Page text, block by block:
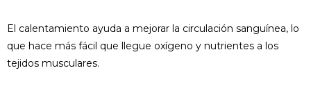
El calentamiento ayuda a mejorar la circulación sanguínea, lo
que hace más fácil que llegue oxígeno y nutrientes a los
tejidos musculares.